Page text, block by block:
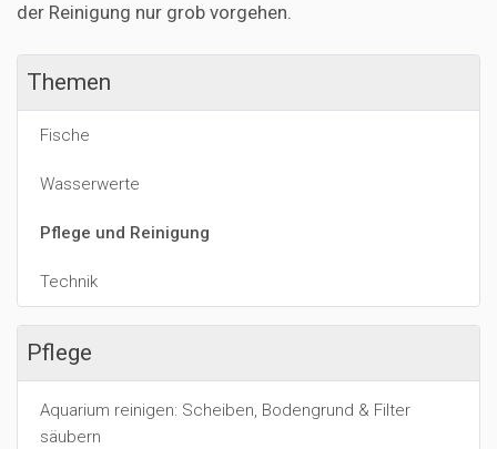
der Reinigung nur grob vorgehen.
Themen
Fische
Wasserwerte
Pflege und Reinigung
Technik
Pflege
Aquarium reinigen: Scheiben, Bodengrund & Filter
säubern